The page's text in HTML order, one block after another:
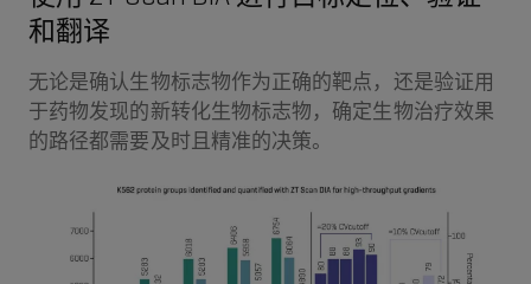
和翻译
无论是确认生物标志物作为正确的靶点，还是验证用
于药物发现的新转化生物标志物，确定生物治疗效果
的路径都需要及时且精准的决策。